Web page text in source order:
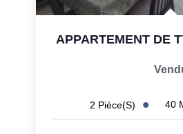
APPARTEMENT DE
2 Pièce(s) 40